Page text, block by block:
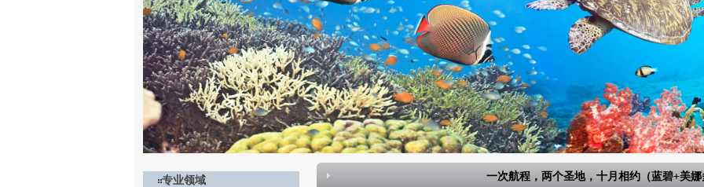
专业领域 一次航程，两个圣地，十月相约（蓝碧+美娜